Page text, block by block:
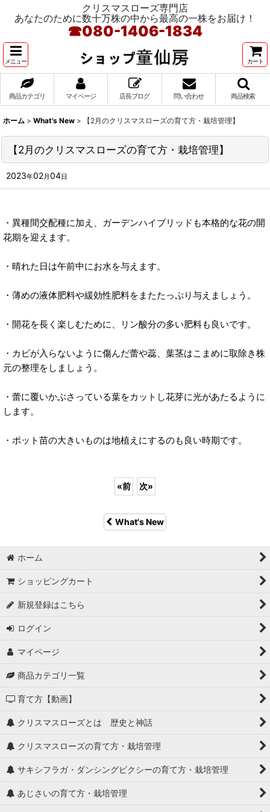
クリスマスローズ専門店
あなたのために数十万株の中から最高の一株をお届け！
☎080-1406-1834
メニュー カート
商品カテゴリ マイページ 店長ブログ 問い合わせ 商品検索
ホーム > What's New > 【2月のクリスマスローズの育て方・栽培管理】
【2月のクリスマスローズの育て方・栽培管理】
2023年02月04日
・異種間交配種に加え、ガーデンハイブリッドも本格的な花の開
花期を迎えます。
・晴れた日は午前中にお水を与えます。
・薄めの液体肥料や緩効性肥料をまたたっぷり与えましょう。
・開花を長く楽しむために、リン酸分の多い肥料も良いです。
・カビが入らないように傷んだ蕾や蕊、葉茎はこまめに取除き株
元の整理をしましょう。
・蕾に覆いかぶさっている葉をカットし花芽に光があたるように
します。
・ポット苗の大きいものは地植えにするのも良い時期です。
«前 次»
What's New
ホーム
ショッピングカート
新規登録はこちら
ログイン
マイページ
商品カテゴリ一覧
育て方【動画】
クリスマスローズとは 歴史と神話
クリスマスローズの育て方・栽培管理
サキシフラガ・ダンシングピクシーの育て方・栽培管理
あじさいの育て方・栽培管理